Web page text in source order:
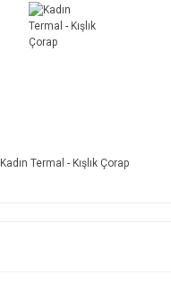
Kadın Termal - Kışlık Çorap